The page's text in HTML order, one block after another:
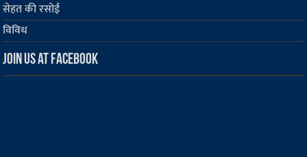
सेहत की रसोई
विविध
Join us at Facebook